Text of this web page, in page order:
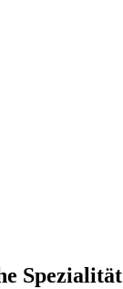
Spezialität